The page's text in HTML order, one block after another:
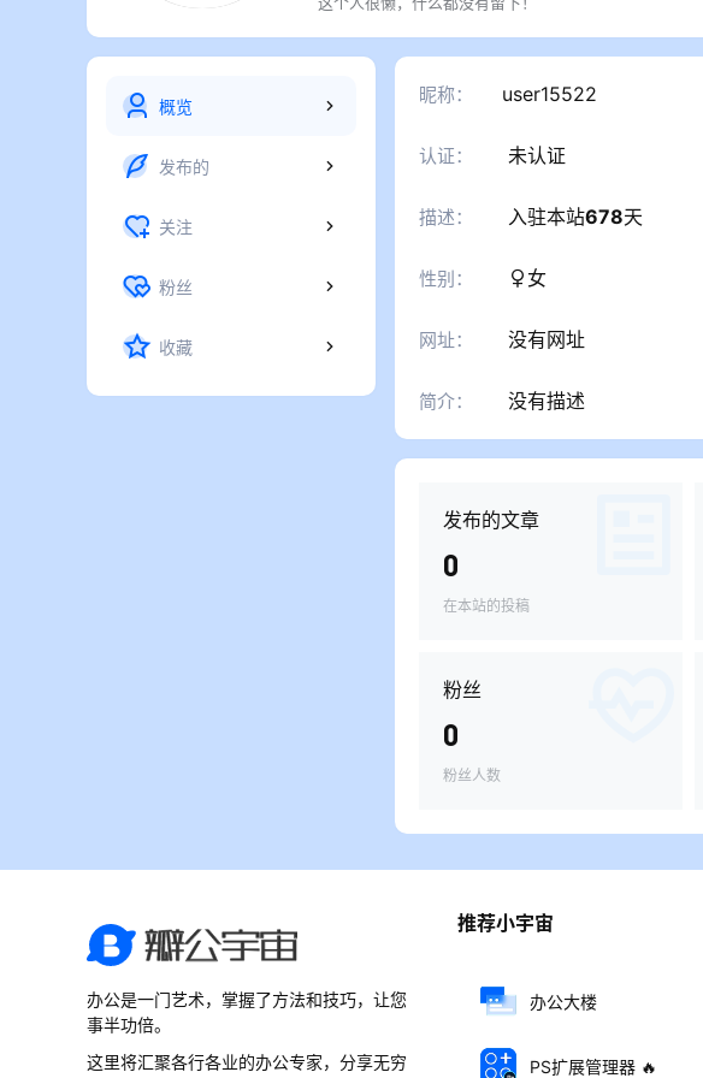
概览
发布的
关注
粉丝
收藏
昵称： user15522
认证： 未认证
描述： 入驻本站678天
性别： 女
网址： 没有网址
简介： 没有描述
发布的文章
0
在本站的投稿
粉丝
0
粉丝人数
办公是一门艺术，掌握了方法和技巧，让您
事半功倍。
这里将汇聚各行各业的办公专家，分享无穷
推荐小宇宙
办公大楼
PS扩展管理器 🔥